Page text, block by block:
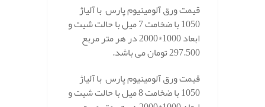
قیمت ورق آلومینیوم پارس با آلیاژ
1050 با ضخامت 7 میل با حالت شیت و
ابعاد 1000*2000 در هر متر مربع
297.500 تومان می باشد.
قیمت ورق آلومینیوم پارس با آلیاژ
1050 با ضخامت 8 میل با حالت شیت و